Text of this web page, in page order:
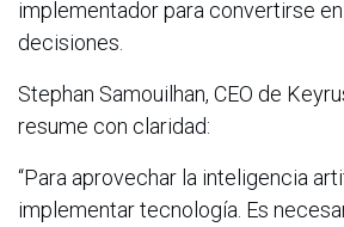
implementador para convertirse
decisiones.
Stephan Samouilhan, CEO de
resume con claridad:
“Para aprovechar la inteligencia
implementar tecnología. Es